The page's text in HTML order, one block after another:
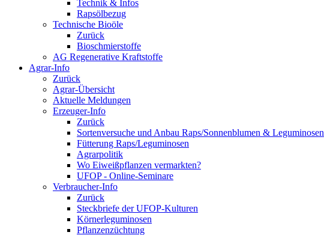
Technik & Infos
Rapsölbezug
Technische Bioöle
Zurück
Bioschmierstoffe
AG Regenerative Kraftstoffe
Agrar-Info
Zurück
Agrar-Übersicht
Aktuelle Meldungen
Erzeuger-Info
Zurück
Sortenversuche und Anbau Raps/Sonnenblumen & Leguminosen
Fütterung Raps/Leguminosen
Agrarpolitik
Wo Eiweißpflanzen vermarkten?
UFOP - Online-Seminare
Verbraucher-Info
Zurück
Steckbriefe der UFOP-Kulturen
Körnerleguminosen
Pflanzenzüchtung